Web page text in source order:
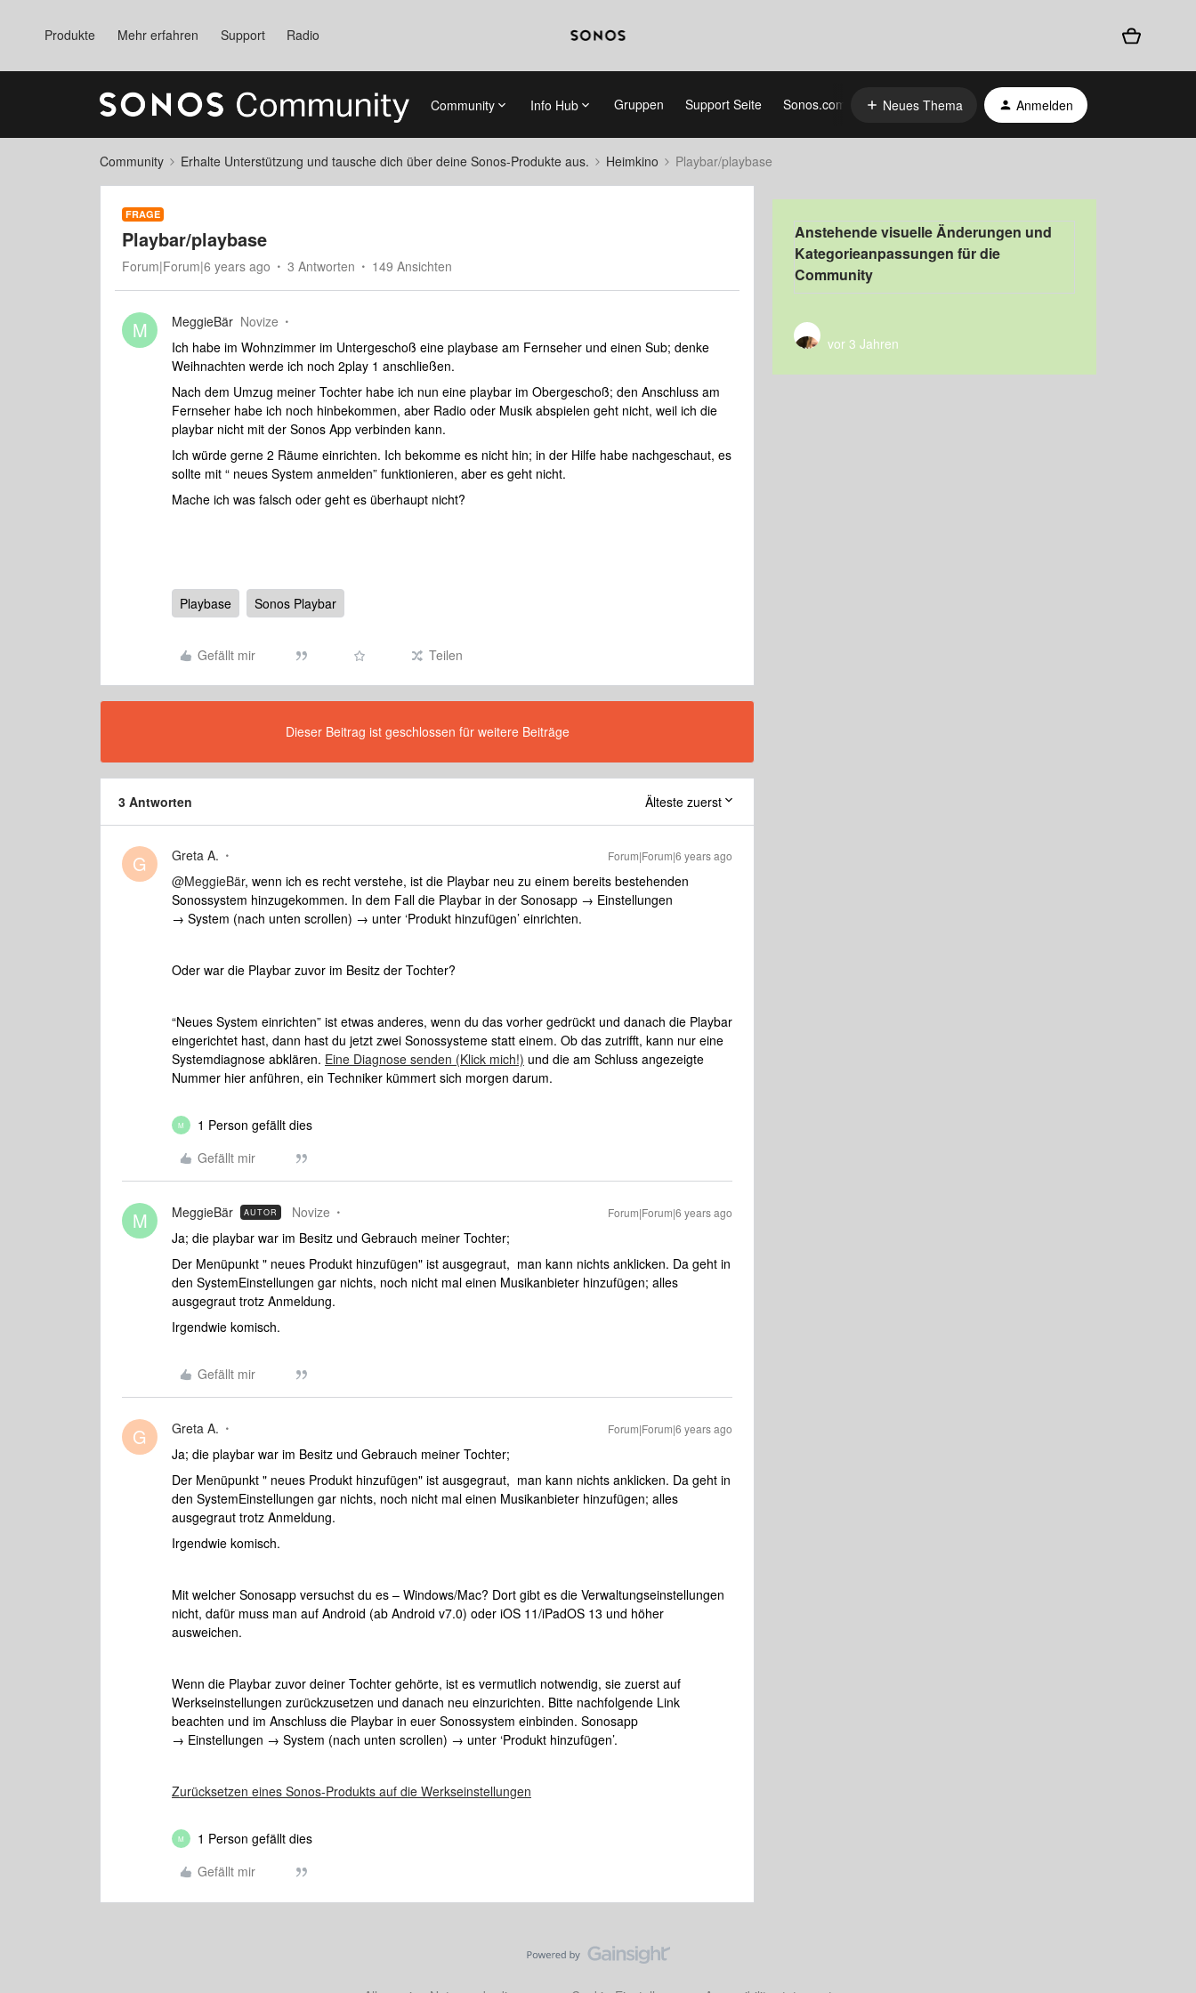
Produkte Mehr erfahren Support Radio
Community Info Hub Gruppen Support Seite Sonos.com Neues Thema Anmelden
Community Erhalte Unterstützung und tausche dich über deine Sonos-Produkte aus. Heimkino Playbar/playbase
FRAGE
Playbar/playbase
Forum|Forum|6 years ago 3 Antworten 149 Ansichten
M MeggieBär Novize
Ich habe im Wohnzimmer im Untergeschoß eine playbase am Fernseher und einen Sub; denke
Weihnachten werde ich noch 2play 1 anschließen.
Nach dem Umzug meiner Tochter habe ich nun eine playbar im Obergeschoß; den Anschluss am
Fernseher habe ich noch hinbekommen, aber Radio oder Musik abspielen geht nicht, weil ich die
playbar nicht mit der Sonos App verbinden kann.
Ich würde gerne 2 Räume einrichten. Ich bekomme es nicht hin; in der Hilfe habe nachgeschaut, es
sollte mit “ neues System anmelden” funktionieren, aber es geht nicht.
Mache ich was falsch oder geht es überhaupt nicht?
Playbase Sonos Playbar
Gefällt mir Teilen
Dieser Beitrag ist geschlossen für weitere Beiträge
3 Antworten Älteste zuerst
G Greta A. Forum|Forum|6 years ago
@MeggieBär, wenn ich es recht verstehe, ist die Playbar neu zu einem bereits bestehenden
Sonossystem hinzugekommen. In dem Fall die Playbar in der Sonosapp → Einstellungen
→ System (nach unten scrollen) → unter ‘Produkt hinzufügen’ einrichten.
Oder war die Playbar zuvor im Besitz der Tochter?
“Neues System einrichten” ist etwas anderes, wenn du das vorher gedrückt und danach die Playbar
eingerichtet hast, dann hast du jetzt zwei Sonossysteme statt einem. Ob das zutrifft, kann nur eine
Systemdiagnose abklären. Eine Diagnose senden (Klick mich!) und die am Schluss angezeigte
Nummer hier anführen, ein Techniker kümmert sich morgen darum.
M
1 Person gefällt dies
Gefällt mir
M MeggieBär AUTOR Novize Forum|Forum|6 years ago
Ja; die playbar war im Besitz und Gebrauch meiner Tochter;
Der Menüpunkt " neues Produkt hinzufügen" ist ausgegraut, man kann nichts anklicken. Da geht in
den SystemEinstellungen gar nichts, noch nicht mal einen Musikanbieter hinzufügen; alles
ausgegraut trotz Anmeldung.
Irgendwie komisch.
Gefällt mir
G Greta A. Forum|Forum|6 years ago
Ja; die playbar war im Besitz und Gebrauch meiner Tochter;
Der Menüpunkt " neues Produkt hinzufügen" ist ausgegraut, man kann nichts anklicken. Da geht in
den SystemEinstellungen gar nichts, noch nicht mal einen Musikanbieter hinzufügen; alles
ausgegraut trotz Anmeldung.
Irgendwie komisch.
Mit welcher Sonosapp versuchst du es – Windows/Mac? Dort gibt es die Verwaltungseinstellungen
nicht, dafür muss man auf Android (ab Android v7.0) oder iOS 11/iPadOS 13 und höher
ausweichen.
Wenn die Playbar zuvor deiner Tochter gehörte, ist es vermutlich notwendig, sie zuerst auf
Werkseinstellungen zurückzusetzen und danach neu einzurichten. Bitte nachfolgende Link
beachten und im Anschluss die Playbar in euer Sonossystem einbinden. Sonosapp
→ Einstellungen → System (nach unten scrollen) → unter ‘Produkt hinzufügen’.
Zurücksetzen eines Sonos-Produkts auf die Werkseinstellungen
M
1 Person gefällt dies
Gefällt mir
Anstehende visuelle Änderungen und
Kategorieanpassungen für die
Community
vor 3 Jahren